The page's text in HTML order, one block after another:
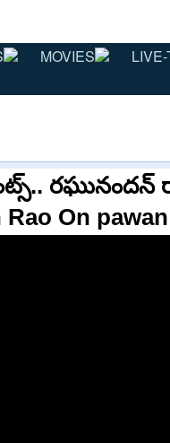
MOVIES
రఘునందన్
On